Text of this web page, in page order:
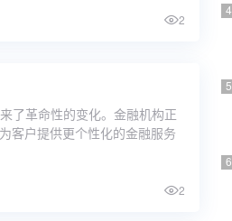
2
了革命性的变化。金融机构正
客户提供更个性化的金融服务
2
4
5
6